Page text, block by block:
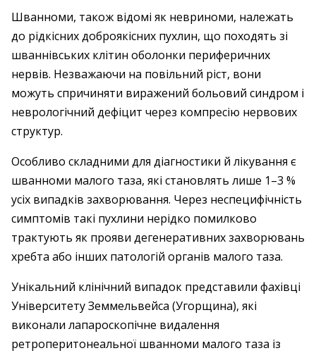
Шванноми, також відомі як невриноми, належать
до рідкісних доброякісних пухлин, що походять зі
шваннівських клітин оболонки периферичних
нервів. Незважаючи на повільний ріст, вони
можуть спричиняти виражений больовий синдром і
неврологічний дефіцит через компресію нервових
структур.
Особливо складними для діагностики й лікування є
шванноми малого таза, які становлять лише 1–3 %
усіх випадків захворювання. Через неспецифічність
симптомів такі пухлини нерідко помилково
трактують як прояви дегенеративних захворювань
хребта або інших патологій органів малого таза.
Унікальний клінічний випадок представили фахівці
Університету Земмельвейса (Угорщина), які
виконали лапароскопічне видалення
ретроперитонеальної шванноми малого таза із